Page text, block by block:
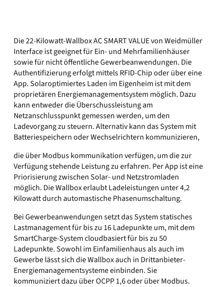
Die 22-Kilowatt-Wallbox AC SMART VALUE von Weidmüller
Interface ist geeignet für Ein- und Mehrfamilienhäuser
sowie für nicht öffentliche Gewerbeanwendungen. Die
Authentifizierung erfolgt mittels RFID-Chip oder über eine
App. Solaroptimiertes Laden im Eigenheim ist mit dem
proprietären Energiemanagementsystem möglich. Dazu
kann entweder die Überschussleistung am
Netzanschlusspunkt gemessen werden, um den
Ladevorgang zu steuern. Alternativ kann das System mit
Batteriespeichern oder Wechselrichtern kommunizieren,
die über Modbus kommunikation verfügen, um die zur
Verfügung stehende Leistung zu erfahren. Per App ist eine
Priorisierung zwischen Solar- und Netzstromladen
möglich. Die Wallbox erlaubt Ladeleistungen unter 4,2
Kilowatt durch automastische Phasenumschaltung.
Bei Gewerbeanwendungen setzt das System statisches
Lastmanagement für bis zu 16 Ladepunkte um, mit dem
SmartCharge-System cloudbasiert für bis zu 50
Ladepunkte. Sowohl im Einfamilienhaus als auch im
Gewerbe lässt sich die Wallbox auch in Drittanbieter-
Energiemanagementsysteme einbinden. Sie
kommuniziert dazu über OCPP 1,6 oder über Modbus.